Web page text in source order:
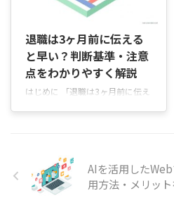
ールを書く前に迷ってしまうこと
はありませんか。 転職活動で
は、複数の企業を同時に受けてい
ることも多く、「今すぐ決めるべ
きか、少し考える時間をもらうべ
きか」で迷うのは自然なことで
す。ただ、伝え方やタイミングに
いことで ...
退職は3ヶ月前に伝える
と早い？判断基準・注意
点をわかりやすく解説
はじめに 「退職は3ヶ月前に伝え
ばいいのか迷う…」 そんなふう
に、退職を伝えるタイミングで悩
んでいませんか。 退職は、早く
AIを活用した
用方法・メリッ